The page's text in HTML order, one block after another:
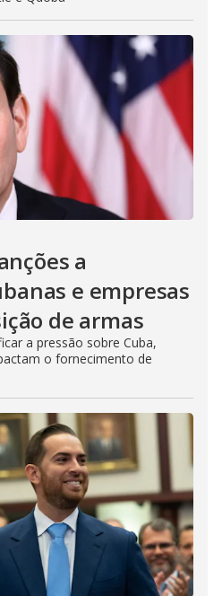
a
e empresas
de armas
a pressão sobre Cuba,
o fornecimento de